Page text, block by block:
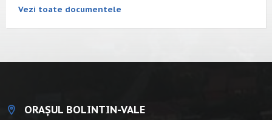
Vezi toate documentele
ORAȘUL BOLINTIN-VALE